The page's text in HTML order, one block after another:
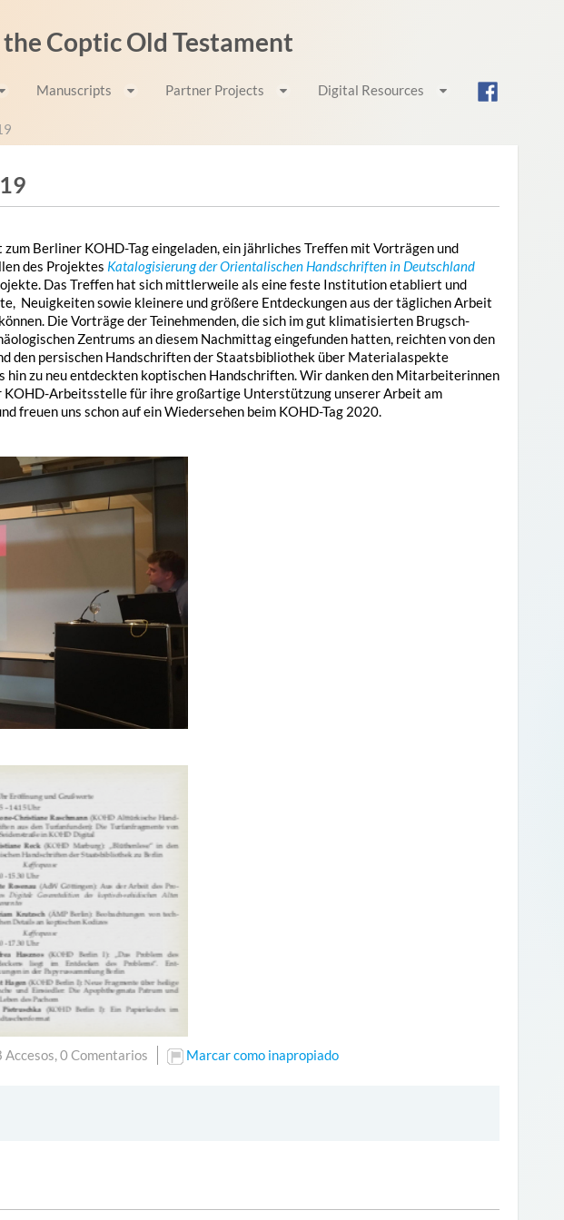
Coptic Old Testament
Manuscripts Partner Projects Digital Resources
Berliner KOHD-Tag eingeladen, ein jährliches Treffen mit Vorträgen und
des Projektes Katalogisierung der Orientalischen Handschriften in Deutschland
Das Treffen hat sich mittlerweile als eine feste Institution etabliert und
Neuigkeiten sowie kleinere und größere Entdeckungen aus der täglichen Arbeit
Die Vorträge der Teinehmenden, die sich im gut klimatisierten Brugsch-
Zentrums an diesem Nachmittag eingefunden hatten, reichten von den
den persischen Handschriften der Staatsbibliothek über Materialaspekte
hin zu neu entdeckten koptischen Handschriften. Wir danken den Mitarbeiterinnen
Arbeitsstelle für ihre großartige Unterstützung unserer Arbeit am
freuen uns schon auf ein Wiedersehen beim KOHD-Tag 2020.
0 Comentarios Marcar como inapropiado